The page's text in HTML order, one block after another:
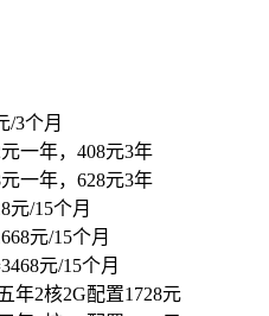
/3个月
一年，408元3年
一年，628元3年
元/15个月
元/15个月
元/15个月
年2核2G配置1728元